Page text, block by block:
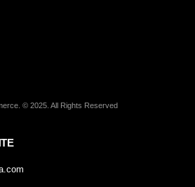
© 2025. All Rights Reserved